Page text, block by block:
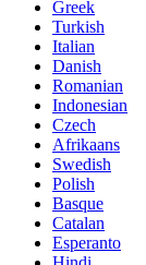
Greek
Turkish
Italian
Danish
Romanian
Indonesian
Czech
Afrikaans
Swedish
Polish
Basque
Catalan
Esperanto